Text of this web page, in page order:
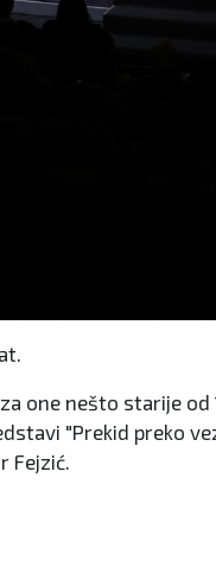
one nešto starije
"Prekid preko
Fejzić.